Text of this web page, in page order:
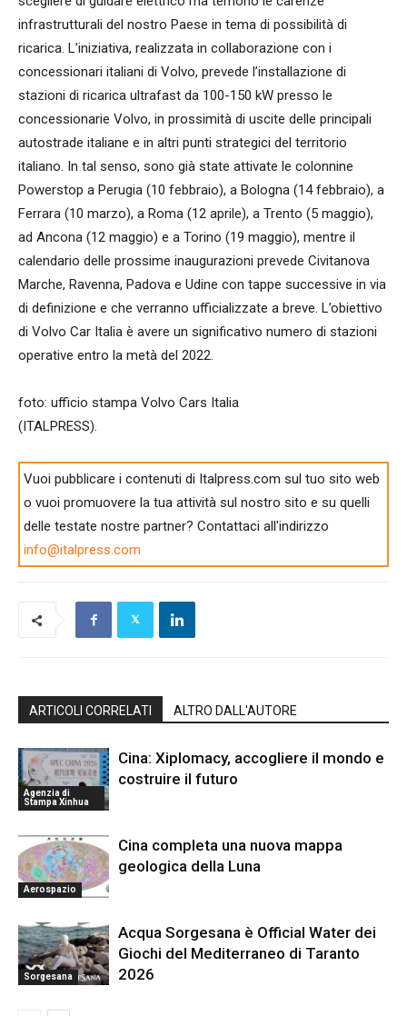
infrastrutturali del nostro Paese in tema di possibilità di
ricarica. L’iniziativa, realizzata in collaborazione con i
concessionari italiani di Volvo, prevede l’installazione di
stazioni di ricarica ultrafast da 100-150 kW presso le
concessionarie Volvo, in prossimità di uscite delle principali
autostrade italiane e in altri punti strategici del territorio
italiano. In tal senso, sono già state attivate le colonnine
Powerstop a Perugia (10 febbraio), a Bologna (14 febbraio), a
Ferrara (10 marzo), a Roma (12 aprile), a Trento (5 maggio),
ad Ancona (12 maggio) e a Torino (19 maggio), mentre il
calendario delle prossime inaugurazioni prevede Civitanova
Marche, Ravenna, Padova e Udine con tappe successive in via
di definizione e che verranno ufficializzate a breve. L’obiettivo
di Volvo Car Italia è avere un significativo numero di stazioni
operative entro la metà del 2022.
foto: ufficio stampa Volvo Cars Italia
(ITALPRESS).
Vuoi pubblicare i contenuti di Italpress.com sul tuo sito web
o vuoi promuovere la tua attività sul nostro sito e su quelli
delle testate nostre partner? Contattaci all'indirizzo
info@italpress.com
ARTICOLI CORRELATI ALTRO DALL'AUTORE
Agenzia di
Stampa Xinhua
Cina: Xiplomacy, accogliere il mondo e
costruire il futuro
Aerospazio
Cina completa una nuova mappa
geologica della Luna
Sorgesana
Acqua Sorgesana è Official Water dei
Giochi del Mediterraneo di Taranto
2026